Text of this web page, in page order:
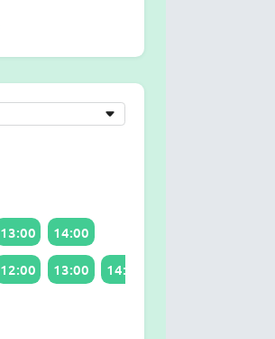
13:00 14:00
12:00 13:00 14:00